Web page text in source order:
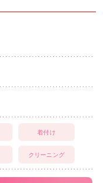
着付け
クリーニング